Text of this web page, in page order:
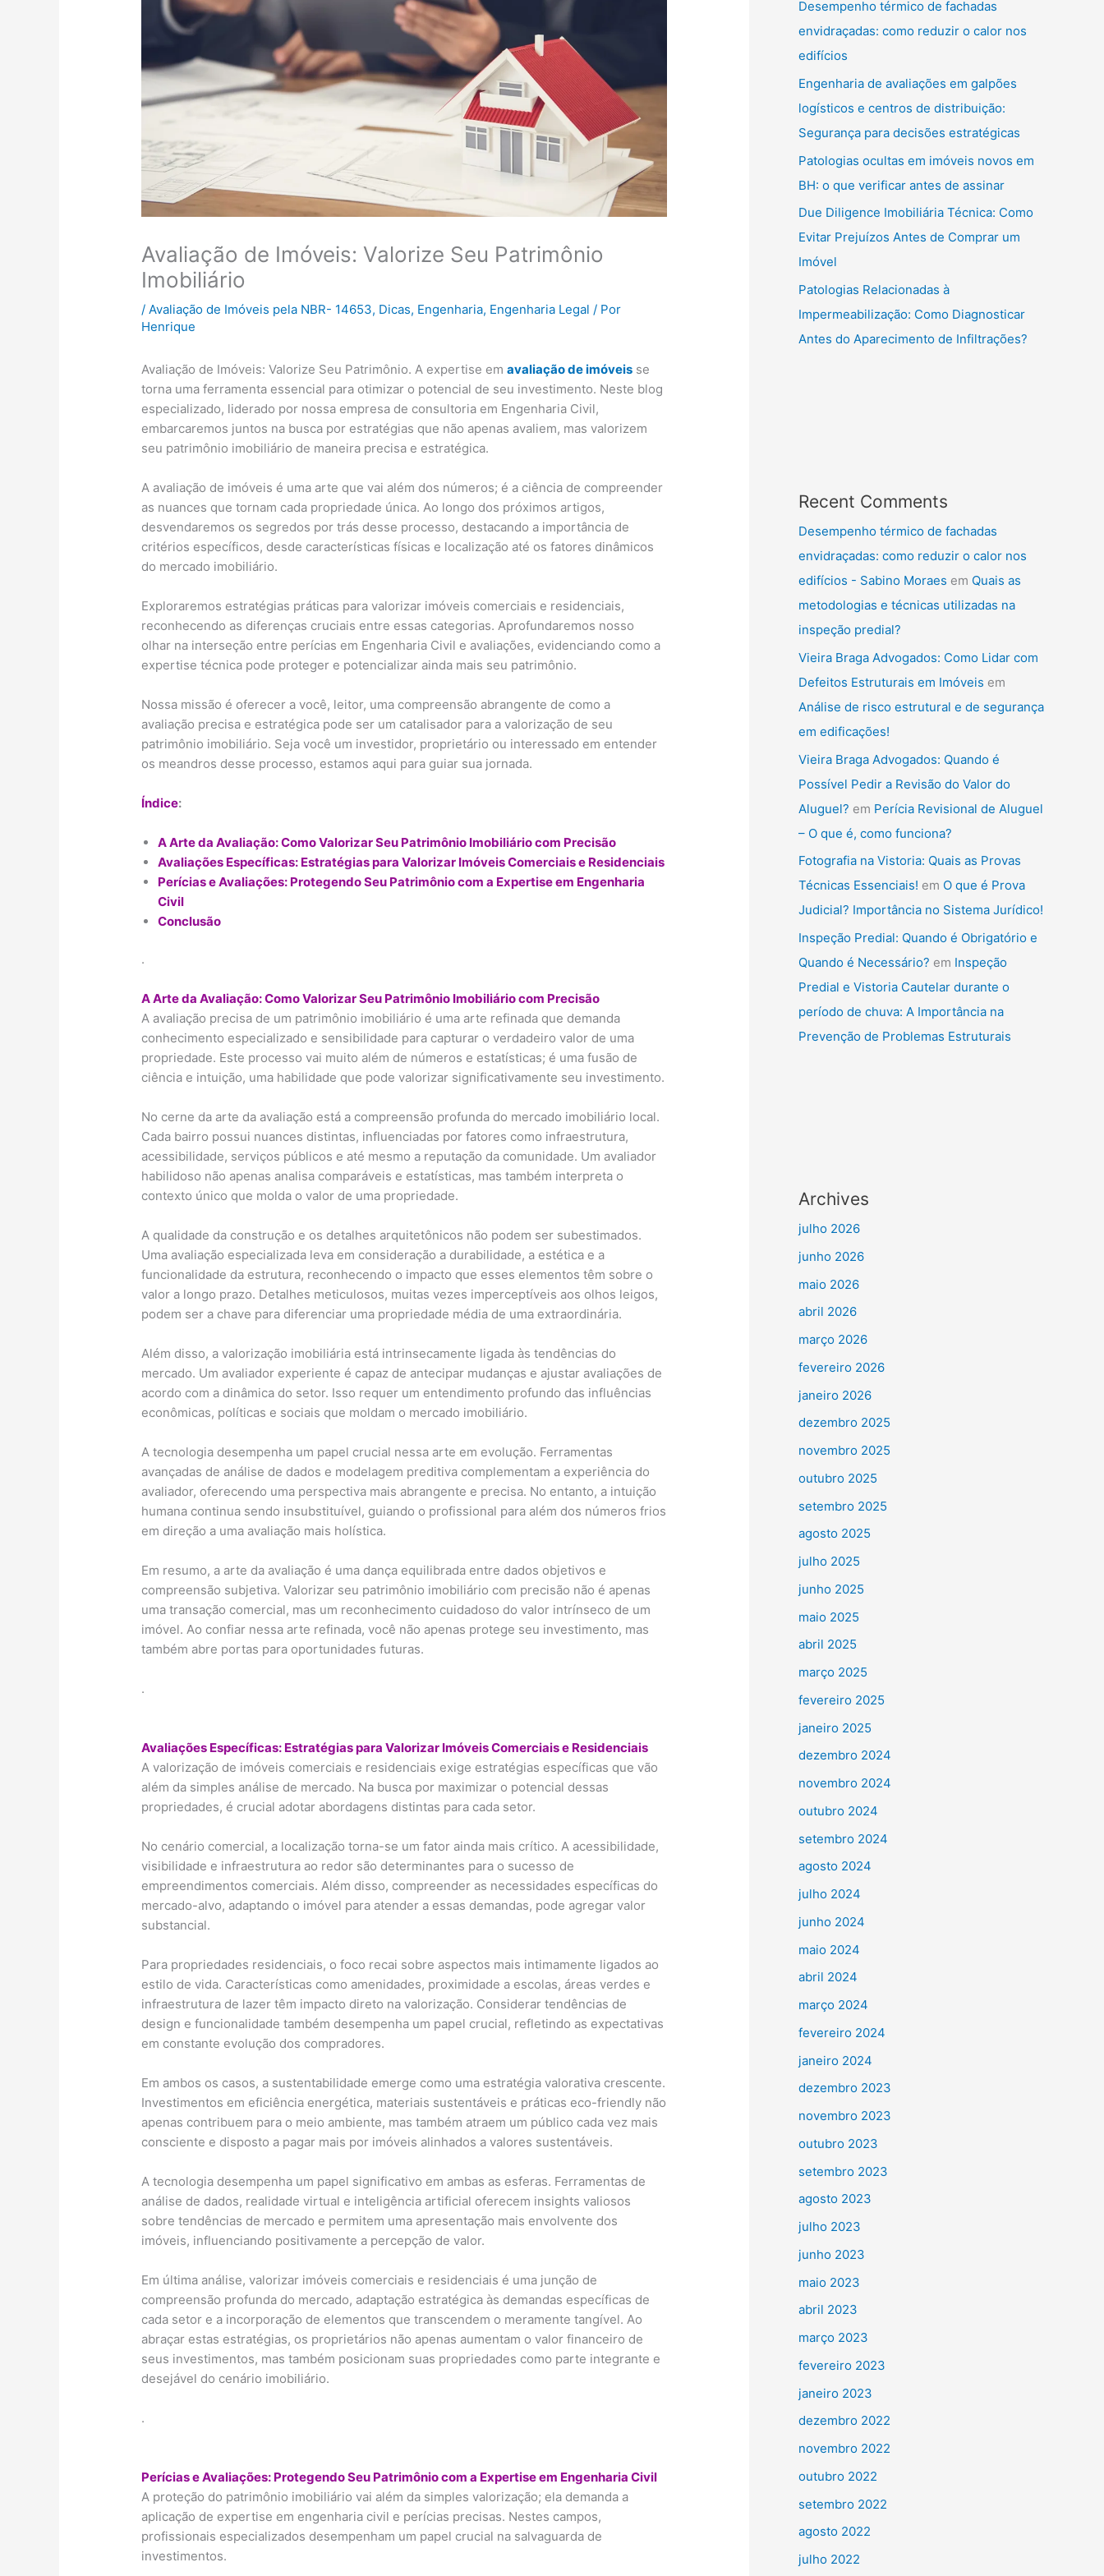
Avaliação de Imóveis: Valorize Seu Patrimônio
Imobiliário
/Avaliação de Imóveis pela NBR- 14653, Dicas, Engenharia, Engenharia Legal / Por
Henrique
Avaliação de Imóveis: Valorize Seu Patrimônio. A expertise emavaliação de imóveis se
torna uma ferramenta essencial para otimizar o potencial de seu investimento. Neste blog
especializado, liderado por nossa empresa de consultoria em Engenharia Civil,
embarcaremos juntos na busca por estratégias que não apenas avaliem, mas valorizem
seu patrimônio imobiliário de maneira precisa e estratégica.
A avaliação de imóveis é uma arte que vai além dos números; é a ciência de compreender
as nuances que tornam cada propriedade única. Ao longo dos próximos artigos,
desvendaremos os segredos por trás desse processo, destacando a importância de
critérios específicos, desde características físicas e localização até os fatores dinâmicos
do mercado imobiliário.
Exploraremos estratégias práticas para valorizar imóveis comerciais e residenciais,
reconhecendo as diferenças cruciais entre essas categorias. Aprofundaremos nosso
olhar na interseção entre perícias em Engenharia Civil e avaliações, evidenciando como a
expertise técnica pode proteger e potencializar ainda mais seu patrimônio.
Nossa missão é oferecer a você, leitor, uma compreensão abrangente de como a
avaliação precisa e estratégica pode ser um catalisador para a valorização de seu
patrimônio imobiliário. Seja você um investidor, proprietário ou interessado em entender
os meandros desse processo, estamos aqui para guiar sua jornada.
Índice:
A Arte da Avaliação: Como Valorizar Seu Patrimônio Imobiliário com Precisão
Avaliações Específicas: Estratégias para Valorizar Imóveis Comerciais e Residenciais
Perícias e Avaliações: Protegendo Seu Patrimônio com a Expertise em Engenharia
Civil
Conclusão
.
A Arte da Avaliação: Como Valorizar Seu Patrimônio Imobiliário com Precisão
A avaliação precisa de um patrimônio imobiliário é uma arte refinada que demanda
conhecimento especializado e sensibilidade para capturar o verdadeiro valor de uma
propriedade. Este processo vai muito além de números e estatísticas; é uma fusão de
ciência e intuição, uma habilidade que pode valorizar significativamente seu investimento.
No cerne da arte da avaliação está a compreensão profunda do mercado imobiliário local.
Cada bairro possui nuances distintas, influenciadas por fatores como infraestrutura,
acessibilidade, serviços públicos e até mesmo a reputação da comunidade. Um avaliador
habilidoso não apenas analisa comparáveis e estatísticas, mas também interpreta o
contexto único que molda o valor de uma propriedade.
A qualidade da construção e os detalhes arquitetônicos não podem ser subestimados.
Uma avaliação especializada leva em consideração a durabilidade, a estética e a
funcionalidade da estrutura, reconhecendo o impacto que esses elementos têm sobre o
valor a longo prazo. Detalhes meticulosos, muitas vezes imperceptíveis aos olhos leigos,
podem ser a chave para diferenciar uma propriedade média de uma extraordinária.
Além disso, a valorização imobiliária está intrinsecamente ligada às tendências do
mercado. Um avaliador experiente é capaz de antecipar mudanças e ajustar avaliações de
acordo com a dinâmica do setor. Isso requer um entendimento profundo das influências
econômicas, políticas e sociais que moldam o mercado imobiliário.
A tecnologia desempenha um papel crucial nessa arte em evolução. Ferramentas
avançadas de análise de dados e modelagem preditiva complementam a experiência do
avaliador, oferecendo uma perspectiva mais abrangente e precisa. No entanto, a intuição
humana continua sendo insubstituível, guiando o profissional para além dos números frios
em direção a uma avaliação mais holística.
Em resumo, a arte da avaliação é uma dança equilibrada entre dados objetivos e
compreensão subjetiva. Valorizar seu patrimônio imobiliário com precisão não é apenas
uma transação comercial, mas um reconhecimento cuidadoso do valor intrínseco de um
imóvel. Ao confiar nessa arte refinada, você não apenas protege seu investimento, mas
também abre portas para oportunidades futuras.
.
Avaliações Específicas: Estratégias para Valorizar Imóveis Comerciais e Residenciais
A valorização de imóveis comerciais e residenciais exige estratégias específicas que vão
além da simples análise de mercado. Na busca por maximizar o potencial dessas
propriedades, é crucial adotar abordagens distintas para cada setor.
No cenário comercial, a localização torna-se um fator ainda mais crítico. A acessibilidade,
visibilidade e infraestrutura ao redor são determinantes para o sucesso de
empreendimentos comerciais. Além disso, compreender as necessidades específicas do
mercado-alvo, adaptando o imóvel para atender a essas demandas, pode agregar valor
substancial.
Para propriedades residenciais, o foco recai sobre aspectos mais intimamente ligados ao
estilo de vida. Características como amenidades, proximidade a escolas, áreas verdes e
infraestrutura de lazer têm impacto direto na valorização. Considerar tendências de
design e funcionalidade também desempenha um papel crucial, refletindo as expectativas
em constante evolução dos compradores.
Em ambos os casos, a sustentabilidade emerge como uma estratégia valorativa crescente.
Investimentos em eficiência energética, materiais sustentáveis e práticas eco-friendly não
apenas contribuem para o meio ambiente, mas também atraem um público cada vez mais
consciente e disposto a pagar mais por imóveis alinhados a valores sustentáveis.
A tecnologia desempenha um papel significativo em ambas as esferas. Ferramentas de
análise de dados, realidade virtual e inteligência artificial oferecem insights valiosos
sobre tendências de mercado e permitem uma apresentação mais envolvente dos
imóveis, influenciando positivamente a percepção de valor.
Em última análise, valorizar imóveis comerciais e residenciais é uma junção de
compreensão profunda do mercado, adaptação estratégica às demandas específicas de
cada setor e a incorporação de elementos que transcendem o meramente tangível. Ao
abraçar estas estratégias, os proprietários não apenas aumentam o valor financeiro de
seus investimentos, mas também posicionam suas propriedades como parte integrante e
desejável do cenário imobiliário.
.
Perícias e Avaliações: Protegendo Seu Patrimônio com a Expertise em Engenharia Civil
A proteção do patrimônio imobiliário vai além da simples valorização; ela demanda a
aplicação de expertise em engenharia civil e perícias precisas. Nestes campos,
profissionais especializados desempenham um papel crucial na salvaguarda de
investimentos.
Desempenho térmico de fachadas
envidraçadas: como reduzir o calor nos
edifícios
Engenharia de avaliações em galpões
logísticos e centros de distribuição:
Segurança para decisões estratégicas
Patologias ocultas em imóveis novos em
BH: o que verificar antes de assinar
Due Diligence Imobiliária Técnica: Como
Evitar Prejuízos Antes de Comprar um
Imóvel
Patologias Relacionadas à
Impermeabilização: Como Diagnosticar
Antes do Aparecimento de Infiltrações?
Recent Comments
Desempenho térmico de fachadas
envidraçadas: como reduzir o calor nos
edifícios - Sabino Moraes em Quais as
metodologias e técnicas utilizadas na
inspeção predial?
Vieira Braga Advogados: Como Lidar com
Defeitos Estruturais em Imóveis em
Análise de risco estrutural e de segurança
em edificações!
Vieira Braga Advogados: Quando é
Possível Pedir a Revisão do Valor do
Aluguel? em Perícia Revisional de Aluguel
– O que é, como funciona?
Fotografia na Vistoria: Quais as Provas
Técnicas Essenciais! em O que é Prova
Judicial? Importância no Sistema Jurídico!
Inspeção Predial: Quando é Obrigatório e
Quando é Necessário? em Inspeção
Predial e Vistoria Cautelar durante o
período de chuva: A Importância na
Prevenção de Problemas Estruturais
Archives
julho 2026
junho 2026
maio 2026
abril 2026
março 2026
fevereiro 2026
janeiro 2026
dezembro 2025
novembro 2025
outubro 2025
setembro 2025
agosto 2025
julho 2025
junho 2025
maio 2025
abril 2025
março 2025
fevereiro 2025
janeiro 2025
dezembro 2024
novembro 2024
outubro 2024
setembro 2024
agosto 2024
julho 2024
junho 2024
maio 2024
abril 2024
março 2024
fevereiro 2024
janeiro 2024
dezembro 2023
novembro 2023
outubro 2023
setembro 2023
agosto 2023
julho 2023
junho 2023
maio 2023
abril 2023
março 2023
fevereiro 2023
janeiro 2023
dezembro 2022
novembro 2022
outubro 2022
setembro 2022
agosto 2022
julho 2022